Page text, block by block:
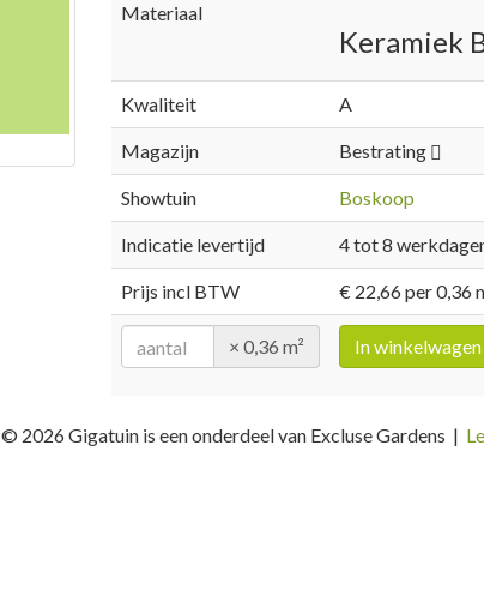
Materiaal
Keramiek
Kwaliteit A
Magazijn Bestrating
Showtuin Boskoop
Indicatie levertijd 4 tot 8
Prijs incl BTW € 22,66 per 0,36
× 0,36 m² In winkelwagen
© 2026 Gigatuin is een onderdeel van Excluse Gardens |